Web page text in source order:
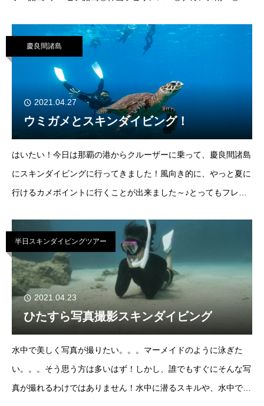
慶良間諸島
2021.04.27
ウミガメとスキンダイビング！
はいたい！今日は那覇の港からクルーザーに乗って、慶良間諸島
にスキンダイビングに行ってきました！風向き的に、やっと夏に
行けるカメポイントに行くことが出来ました～♪とってもフレン
半日スキンダイビングツアー
2021.04.23
ひたすら写真撮影スキンダイビング
水中で美しく写真が撮りたい。。。マーメイドのように泳ぎた
い。。。そう思う方は多いはず！しかし、誰でもすぐにそんな写
真が撮れるわけではありません！水中に潜るスキルや、水中で落